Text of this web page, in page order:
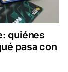
quiénes
pasa con